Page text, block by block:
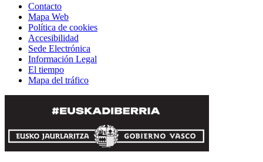
Contacto
Mapa Web
Política de cookies
Accesibilidad
Sede Electrónica
Información Legal
El tiempo
Mapa del tráfico